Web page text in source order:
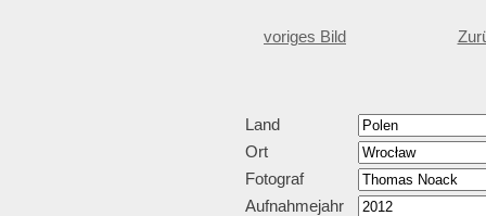
voriges Bild
Land
Ort
Fotograf
Aufnahmejahr